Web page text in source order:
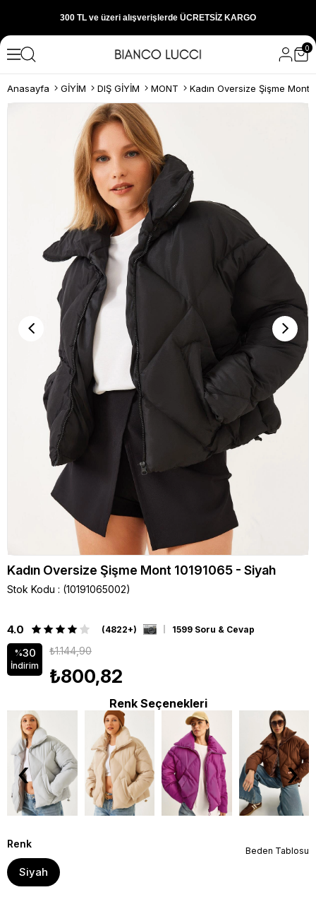
300 TL ve üzeri alışverişlerde ÜCRETSİZ KARGO
1000 TL ve üzeri alışverişlerde 150 TL İNDİRİM
Yeni sezon ürünlerini hemen keşfedin
300 TL ve üzeri alışverişlerde ÜCRETSİZ KARGO
1000 TL ve üzeri alışverişlerde 150 TL İNDİRİM
0
Anasayfa GİYİM DIŞ GİYİM MONT Kadın Oversize Şişme Mont
Kadın Oversize Şişme Mont 10191065 - Siyah
Stok Kodu (10191065002)
4.0 (4822+) 1599 Soru & Cevap
%30
İndirim
₺1.144,90
₺800,82
Renk Seçenekleri
‹ ›
Renk
Siyah
Beden Tablosu